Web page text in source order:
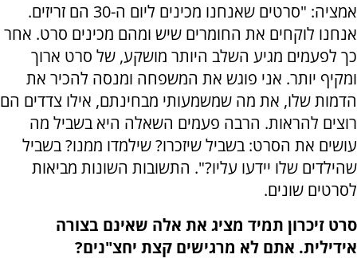
אמציה: "סרטים שאנחנו מכינים ליום ה-30 הם זריזים.
אנחנו לוקחים את החומרים שיש ומהם מכינים סרט. אחר
כך לפעמים מגיע השלב היותר מושקע, של סרט ארוך
ומקיף יותר. אני פוגש את המשפחה ומנסה להכיר את
הדמות שלו, את מה שמשמעותי מבחינתם, אילו צדדים הם
רוצים להראות. הרבה פעמים השאלה היא בשביל מה
עושים את הסרט: בשביל שיזכרו? שילמדו ממנו? בשביל
שהילדים שלו יידעו עליו?". התשובות השונות מביאות
לסרטים שונים.
סרט זיכרון תמיד מציג את אלה שאינם בצורה
אידילית. אתם לא מרגישים קצת יחצ"נים?